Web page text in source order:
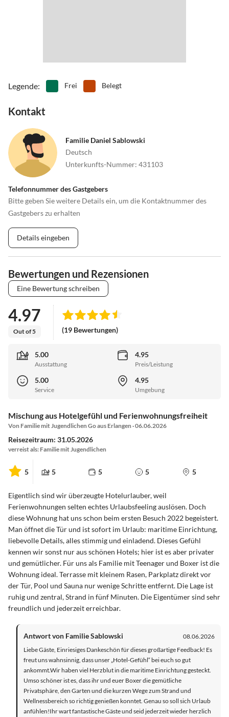
Legende: Frei Belegt
Kontakt
Familie Daniel Sablowski
Deutsch
Unterkunfts-Nummer: 431103
Telefonnummer des Gastgebers
Bitte geben Sie weitere Details ein, um die Kontaktnummer des
Gastgebers zu erhalten
Details eingeben
Bewertungen und Rezensionen
Eine Bewertung schreiben
4.97
Out of 5 (19 Bewertungen)
5.00
Ausstattung
4.95
Preis/Leistung
5.00
Service
4.95
Umgebung
Mischung aus Hotelgefühl und Ferienwohnungsfreiheit
Von Familie mit Jugendlichen Go aus Erlangen · 06.06.2026
Reisezeitraum: 31.05.2026
verreist als: Familie mit Jugendlichen
5 5 5 5 5
Eigentlich sind wir überzeugte Hotelurlauber, weil
Ferienwohnungen selten echtes Urlaubsfeeling auslösen. Doch
diese Wohnung hat uns schon beim ersten Besuch 2022 begeistert.
Man öffnet die Tür und ist sofort im Urlaub: maritime Einrichtung,
liebevolle Details, alles stimmig und einladend. Dieses Gefühl
kennen wir sonst nur aus schönen Hotels; hier ist es aber privater
und gemütlicher. Für uns als Familie mit Teenager und Boxer ist die
Wohnung ideal. Terrasse mit kleinem Rasen, Parkplatz direkt vor
der Tür, Pool und Sauna nur wenige Schritte entfernt. Die Lage ist
ruhig und zentral, Strand in fünf Minuten. Die Eigentümer sind sehr
freundlich und jederzeit erreichbar.
Antwort von Familie Sablowski
08.06.2026
Liebe Gäste, Einriesiges Dankeschön für dieses großartige Feedback! Es
freut uns wahnsinnig, dass unser „Hotel-Gefühl“ bei euch so gut
ankommt.Wir haben viel Herzblut in die maritime Einrichtung gesteckt.
Umso schöner ist es, dass ihr und euer Boxer die gemütliche
Privatsphäre, den Garten und die kurzen Wege zum Strand und
Wellnessbereich so richtig genießen konntet. Genau so soll sich Urlaub
anfühlen!Ihr wart fantastische Gäste und seid jederzeit wieder herzlich